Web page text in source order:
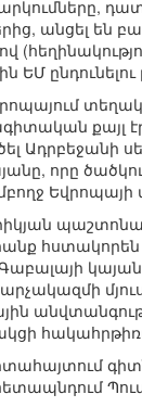
անցել են
ԵՄ ընդունելու
քայլ
Ադրբեջանի
որը
Եվրոպայի
հստակորեն